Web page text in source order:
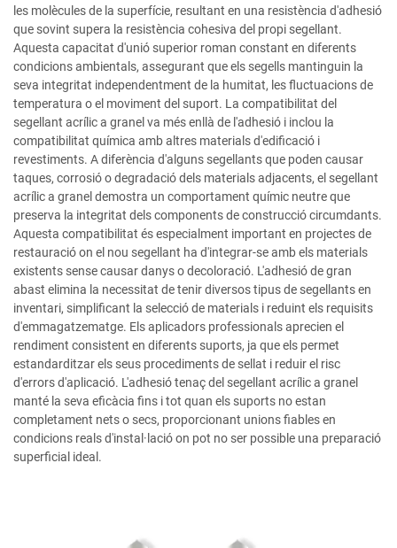
les molècules de la superfície, resultant en una resistència d'adhesió
que sovint supera la resistència cohesiva del propi segellant.
Aquesta capacitat d'unió superior roman constant en diferents
condicions ambientals, assegurant que els segells mantinguin la
seva integritat independentment de la humitat, les fluctuacions de
temperatura o el moviment del suport. La compatibilitat del
segellant acrílic a granel va més enllà de l'adhesió i inclou la
compatibilitat química amb altres materials d'edificació i
revestiments. A diferència d'alguns segellants que poden causar
taques, corrosió o degradació dels materials adjacents, el segellant
acrílic a granel demostra un comportament químic neutre que
preserva la integritat dels components de construcció circumdants.
Aquesta compatibilitat és especialment important en projectes de
restauració on el nou segellant ha d'integrar-se amb els materials
existents sense causar danys o decoloració. L'adhesió de gran
abast elimina la necessitat de tenir diversos tipus de segellants en
inventari, simplificant la selecció de materials i reduint els requisits
d'emmagatzematge. Els aplicadors professionals aprecien el
rendiment consistent en diferents suports, ja que els permet
estandarditzar els seus procediments de sellat i reduir el risc
d'errors d'aplicació. L'adhesió tenaç del segellant acrílic a granel
manté la seva eficàcia fins i tot quan els suports no estan
completament nets o secs, proporcionant unions fiables en
condicions reals d'instal·lació on pot no ser possible una preparació
superficial ideal.